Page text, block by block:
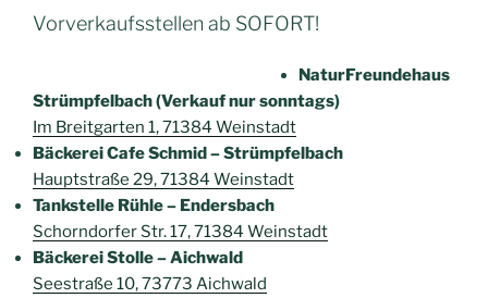
Vorverkaufsstellen ab SOFORT!
NaturFreundehaus
Strümpfelbach (Verkauf nur sonntags)
Im Breitgarten 1, 71384 Weinstadt
Bäckerei Cafe Schmid – Strümpfelbach
Hauptstraße 29, 71384 Weinstadt
Tankstelle Rühle – Endersbach
Schorndorfer Str. 17, 71384 Weinstadt
Bäckerei Stolle – Aichwald
Seestraße 10, 73773 Aichwald